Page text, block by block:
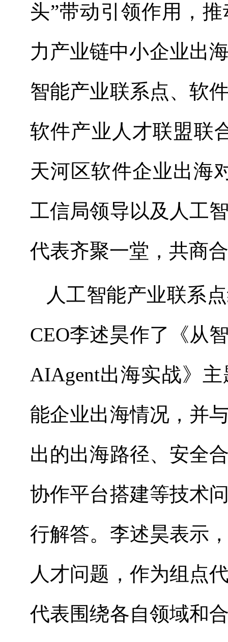
头”带动引领作用，
力产业链中小企业出
智能产业联系点、软
软件产业人才联盟联
天河区软件企业出海
工信局领导以及人工
代表齐聚一堂，共商
人工智能产业联系
CEO李述昊作了《从
AIAgent出海实战》
能企业出海情况，并
出的出海路径、安全
协作平台搭建等技术
行解答。李述昊表示
人才问题，作为组点
代表围绕各自领域和